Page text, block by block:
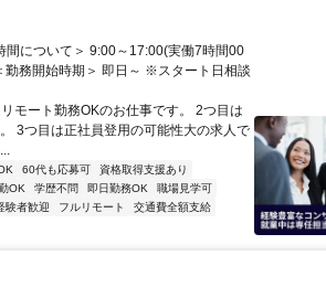
間について＞ 9:00～17:00(実働7時間00
務開始時期＞ 即日～ ※スタート日相談
モート勤務OKのお仕事です。 2つ目は
3つ目は正社員登用の可能性大の求人で
60代も応募可
資格取得支援あり
OK 学歴不問 即日勤務OK
職場見学可
験者歓迎 フルリモート
交通費全額支給